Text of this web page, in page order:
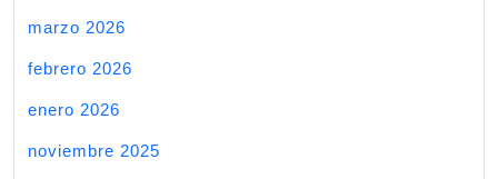
marzo 2026
febrero 2026
enero 2026
noviembre 2025